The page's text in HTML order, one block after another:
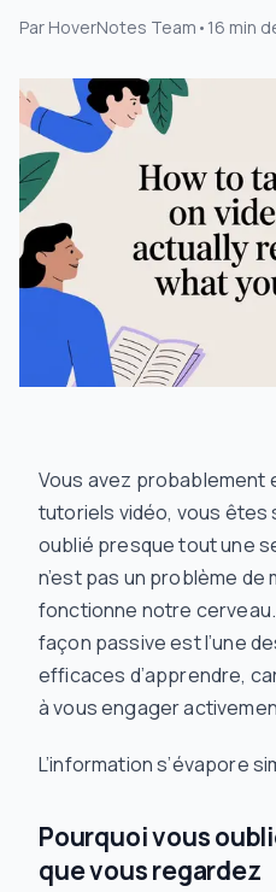
Par HoverNotes Team • 16 min
Vous avez probablement
tutoriels vidéo, vous êtes
oublié presque tout une
n’est pas un problème de
fonctionne notre
façon passive est l’une
efficaces d’apprendre,
à vous engager
L’information s’évapore
Pourquoi vous
que vous regardez